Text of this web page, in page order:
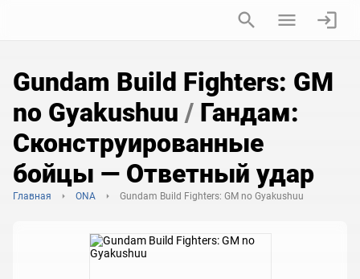
Gundam Build Fighters: GM
no Gyakushuu / Гандам:
Сконструированные
бойцы — Ответный удар
Главная ONA Gundam Build Fighters: GM no Gyakushuu